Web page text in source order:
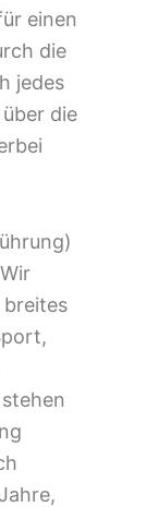
einen
die
jedes
die
breites